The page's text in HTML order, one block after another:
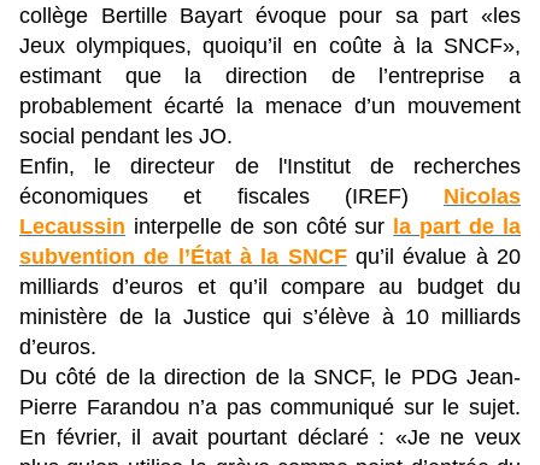
collège Bertille Bayart évoque pour sa part «les
Jeux olympiques, quoiqu’il en coûte à la SNCF»,
estimant que la direction de l’entreprise a
probablement écarté la menace d’un mouvement
social pendant les JO.
Enfin, le directeur de l'Institut de recherches
économiques et fiscales (IREF) Nicolas
Lecaussin interpelle de son côté sur la part de la
subvention de l’État à la SNCFqu’il évalue à 20
milliards d’euros et qu’il compare au budget du
ministère de la Justice qui s’élève à 10 milliards
d’euros.
Du côté de la direction de la SNCF, le PDG Jean-
Pierre Farandou n’a pas communiqué sur le sujet.
En février, il avait pourtant déclaré : «Je ne veux